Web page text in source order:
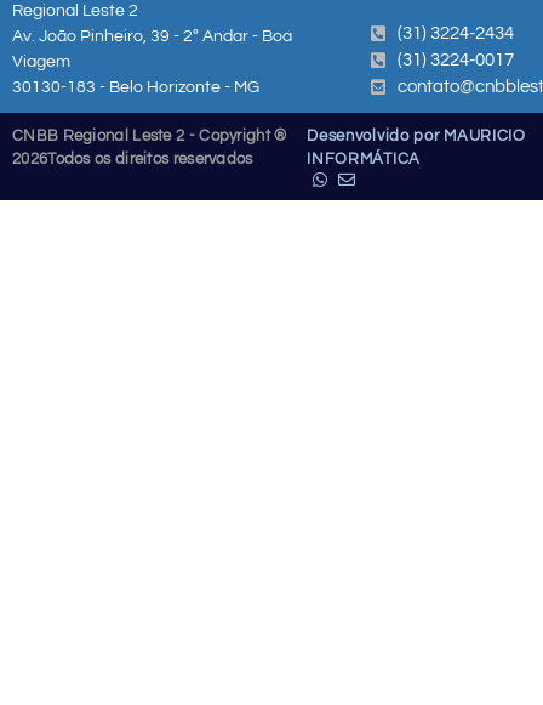
Regional Leste 2
Av. João Pinheiro, 39 - 2º Andar - Boa
Viagem
30130-183 - Belo Horizonte - MG
(31) 3224-2434
(31) 3224-0017
CNBB Regional Leste 2 - Copyright ®
2026Todos os direitos reservados
Desenvolvido por MAURICIO
INFORMÁTICA